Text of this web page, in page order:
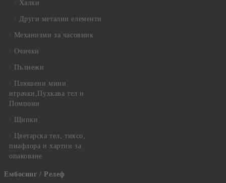
Халки
Други метални елементи
Механизми за часовник
Очички
Пълнежи
Плюшени мини
играчки,Пухкава тел и
Помпони
Щипки
Цветарска тел, тиксо,
пиафлора и хартии за
опаковане
Ембосинг / Релеф